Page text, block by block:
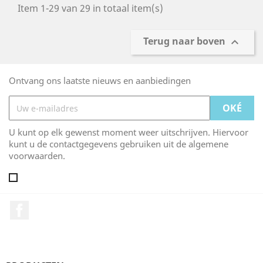
Item 1-29 van 29 in totaal item(s)
Terug naar boven 
Ontvang ons laatste nieuws en aanbiedingen
U kunt op elk gewenst moment weer uitschrijven. Hiervoor
kunt u de contactgegevens gebruiken uit de algemene
voorwaarden.